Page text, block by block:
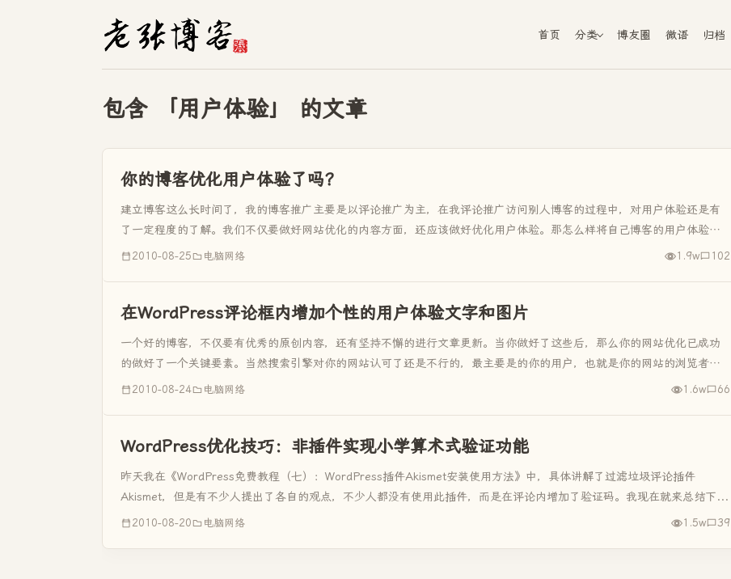
首页 分类 博友圈 微语 归档
包含 「用户体验」 的文章
你的博客优化用户体验了吗？
建立博客这么长时间了，我的博客推广主要是以评论推广为主，在我评论推广访问别人博客的过程中，对用户体验还是有
了一定程度的了解。我们不仅要做好网站优化的内容方面，还应该做好优化用户体验。那怎么样将自己博客的用户体验做
的更好呢！首先要明确什么...
2010-08-25 电脑网络 1.9w 102
在WordPress评论框内增加个性的用户体验文字和图片
一个好的博客，不仅要有优秀的原创内容，还有坚持不懈的进行文章更新。当你做好了这些后，那么你的网站优化已成功
的做好了一个关键要素。当然搜索引擎对你的网站认可了还是不行的，最主要是的你的用户，也就是你的网站的浏览者。
你能用什么样的方式来留住...
2010-08-24 电脑网络 1.6w 66
WordPress优化技巧：非插件实现小学算术式验证功能
昨天我在《WordPress免费教程（七）：WordPress插件Akismet安装使用方法》中，具体讲解了过滤垃圾评论插件
Akismet，但是有不少人提出了各自的观点，不少人都没有使用此插件，而是在评论内增加了验证码。我现在就来总结下...
2010-08-20 电脑网络 1.5w 39